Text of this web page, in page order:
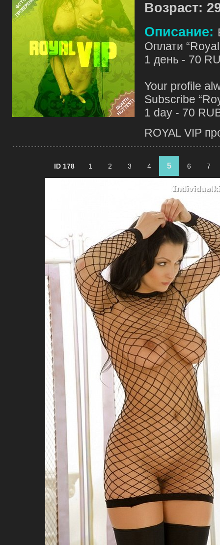
Возраст:
Описание:
Оплати
1 день - 70
Your profile
Subscribe
1 day - 70
ROYAL VIP
ID 178 1 2 3 4 5 6 7